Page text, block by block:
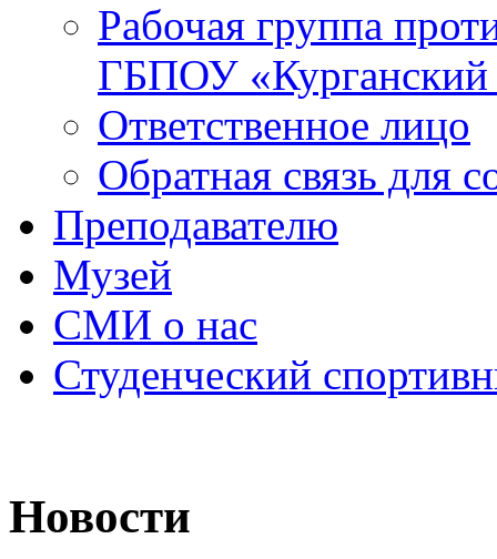
Рабочая группа
ГБПОУ
Ответственное лицо
Обратная связь для
Преподавателю
Музей
СМИ о нас
Студенческий
Новости